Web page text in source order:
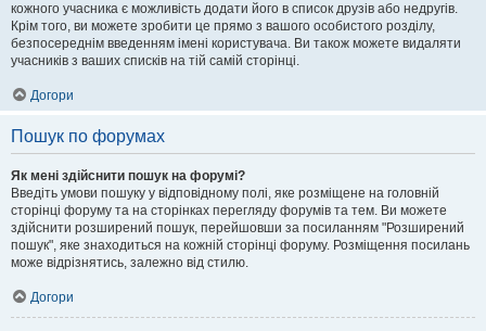
кожного учасника є можливість додати його в список друзів або недругів.
Крім того, ви можете зробити це прямо з вашого особистого розділу,
безпосереднім введенням імені користувача. Ви також можете видаляти
учасників з ваших списків на тій самій сторінці.
Догори
Пошук по форумах
Як мені здійснити пошук на форумі?
Введіть умови пошуку у відповідному полі, яке розміщене на головній
сторінці форуму та на сторінках перегляду форумів та тем. Ви можете
здійснити розширений пошук, перейшовши за посиланням "Розширений
пошук", яке знаходиться на кожній сторінці форуму. Розміщення посилань
може відрізнятись, залежно від стилю.
Догори